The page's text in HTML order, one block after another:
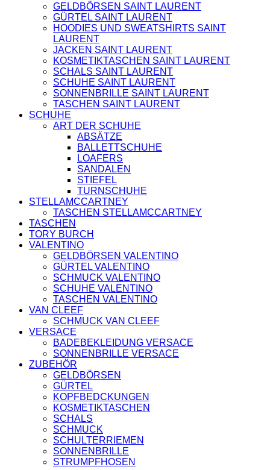
GELDBÖRSEN SAINT LAURENT
GÜRTEL SAINT LAURENT
HOODIES UND SWEATSHIRTS SAINT
LAURENT
JACKEN SAINT LAURENT
KOSMETIKTASCHEN SAINT LAURENT
SCHALS SAINT LAURENT
SCHUHE SAINT LAURENT
SONNENBRILLE SAINT LAURENT
TASCHEN SAINT LAURENT
SCHUHE
ART DER SCHUHE
ABSÄTZE
BALLETTSCHUHE
LOAFERS
SANDALEN
STIEFEL
TURNSCHUHE
STELLAMCCARTNEY
TASCHEN STELLAMCCARTNEY
TASCHEN
TORY BURCH
VALENTINO
GELDBÖRSEN VALENTINO
GÜRTEL VALENTINO
SCHMUCK VALENTINO
SCHUHE VALENTINO
TASCHEN VALENTINO
VAN CLEEF
SCHMUCK VAN CLEEF
VERSACE
BADEBEKLEIDUNG VERSACE
SONNENBRILLE VERSACE
ZUBEHÖR
GELDBÖRSEN
GÜRTEL
KOPFBEDCKUNGEN
KOSMETIKTASCHEN
SCHALS
SCHMUCK
SCHULTERRIEMEN
SONNENBRILLE
STRUMPFHOSEN